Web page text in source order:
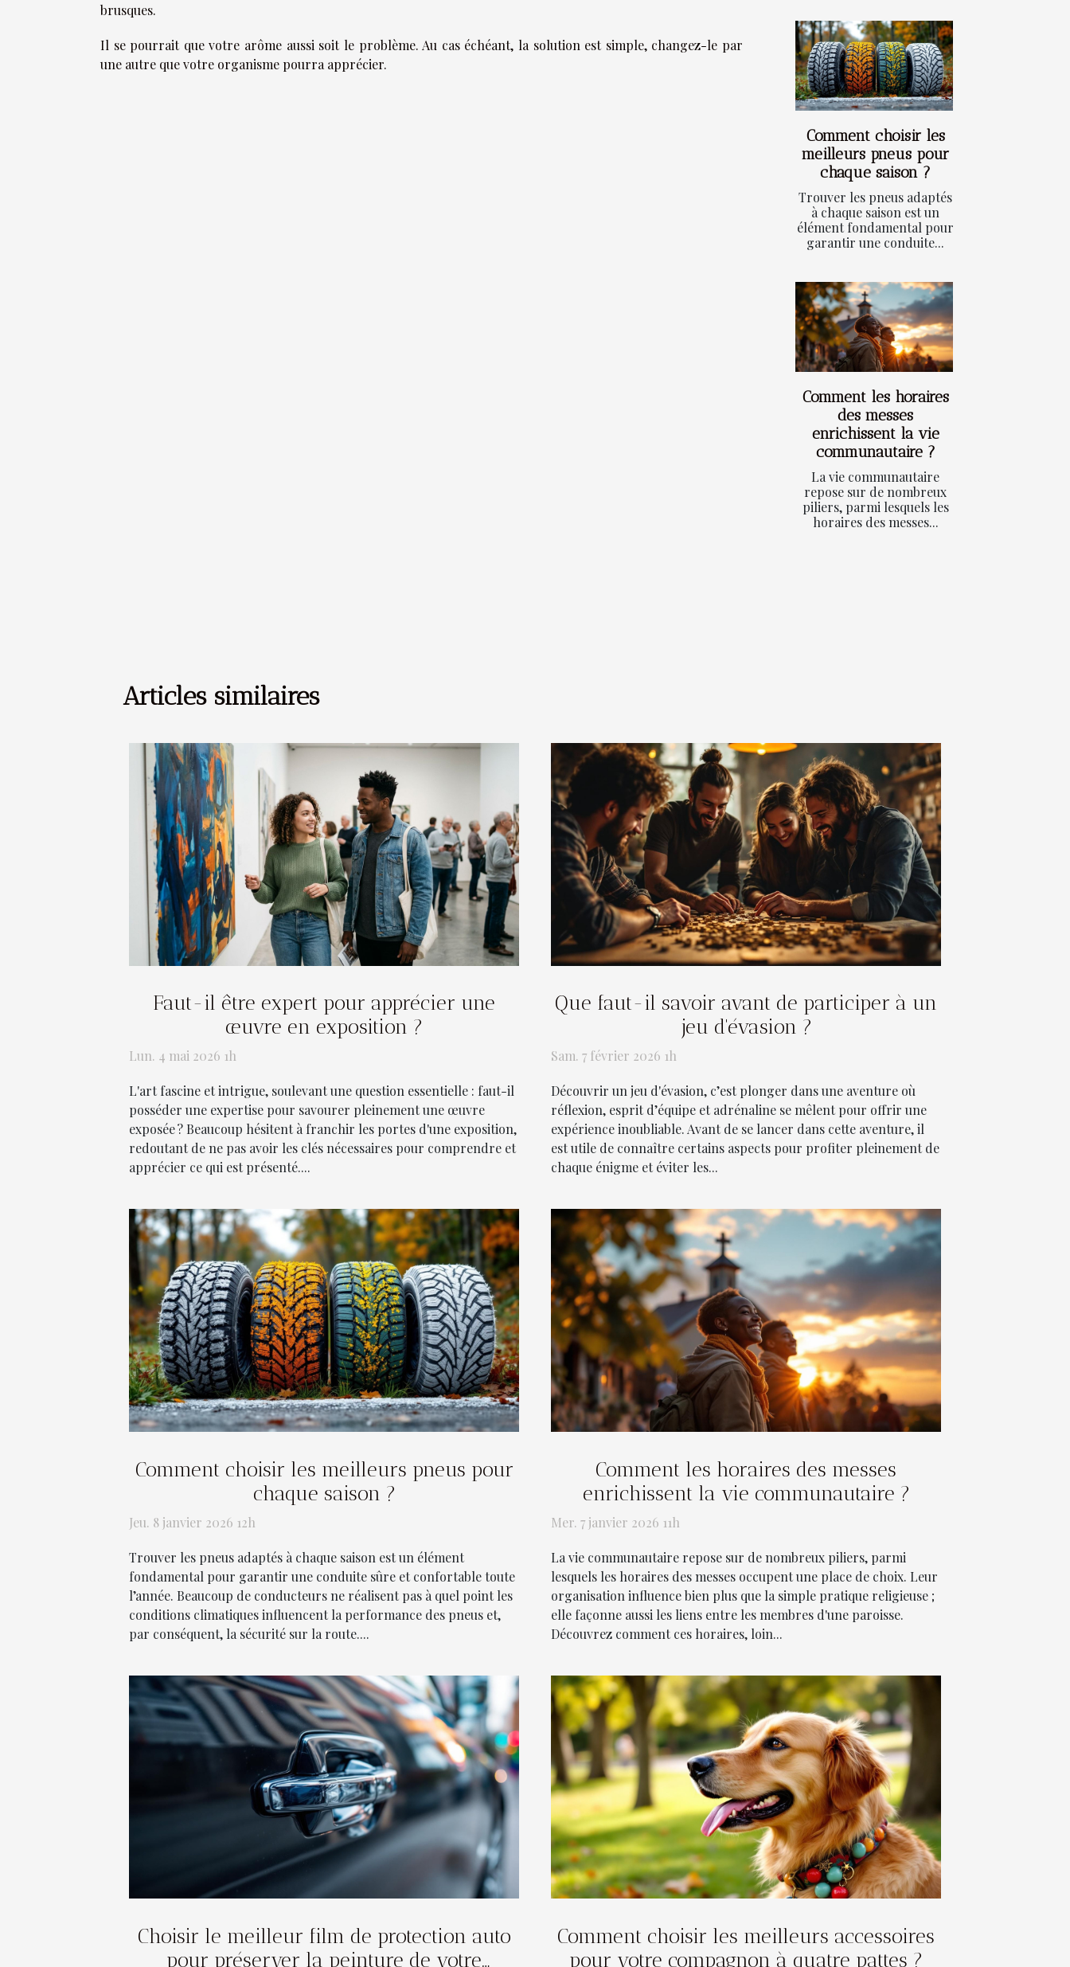
brusques.
Il se pourrait que votre arôme aussi soit le problème. Au cas échéant, la solution est simple, changez-le par
une autre que votre organisme pourra apprécier.
Comment choisir les
meilleurs pneus pour
chaque saison ?
Trouver les pneus adaptés
à chaque saison est un
élément fondamental pour
garantir une conduite...
Comment les horaires
des messes
enrichissent la vie
communautaire ?
La vie communautaire
repose sur de nombreux
piliers, parmi lesquels les
horaires des messes...
Articles similaires
Faut-il être expert pour apprécier une
œuvre en exposition ?
Lun. 4 mai 2026 1h
L'art fascine et intrigue, soulevant une question essentielle : faut-il
posséder une expertise pour savourer pleinement une œuvre
exposée ? Beaucoup hésitent à franchir les portes d'une exposition,
redoutant de ne pas avoir les clés nécessaires pour comprendre et
apprécier ce qui est présenté....
Que faut-il savoir avant de participer à un
jeu d'évasion ?
Sam. 7 février 2026 1h
Découvrir un jeu d'évasion, c’est plonger dans une aventure où
réflexion, esprit d’équipe et adrénaline se mêlent pour offrir une
expérience inoubliable. Avant de se lancer dans cette aventure, il
est utile de connaître certains aspects pour profiter pleinement de
chaque énigme et éviter les...
Comment choisir les meilleurs pneus pour
chaque saison ?
Jeu. 8 janvier 2026 12h
Trouver les pneus adaptés à chaque saison est un élément
fondamental pour garantir une conduite sûre et confortable toute
l’année. Beaucoup de conducteurs ne réalisent pas à quel point les
conditions climatiques influencent la performance des pneus et,
par conséquent, la sécurité sur la route....
Comment les horaires des messes
enrichissent la vie communautaire ?
Mer. 7 janvier 2026 11h
La vie communautaire repose sur de nombreux piliers, parmi
lesquels les horaires des messes occupent une place de choix. Leur
organisation influence bien plus que la simple pratique religieuse ;
elle façonne aussi les liens entre les membres d'une paroisse.
Découvrez comment ces horaires, loin...
Choisir le meilleur film de protection auto
pour préserver la peinture de votre
Comment choisir les meilleurs accessoires
pour votre compagnon à quatre pattes ?